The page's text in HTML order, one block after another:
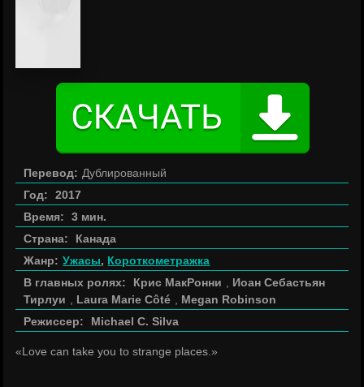
Перевод: Дублированный
Год:
2017
Время:
3 мин.
Страна:
Канада
Жанр: Ужасы, Короткометражка
В главных ролях:
Крис МакРонни
Иоан Себастьян
Тирлуи
Laura Marie Côté
Megan Robinson
Режиссер:
Michael C. Silva
«Love can take you to strange places.»